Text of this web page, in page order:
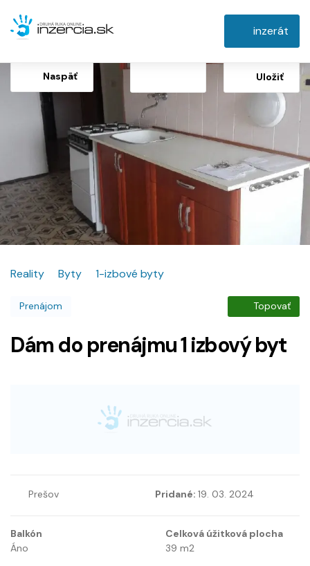
inzerát
Naspäť Uložiť
Reality Byty 1-izbové byty
Prenájom Topovať
Dám do prenájmu 1 izbový byt
Prešov Pridané: 19. 03. 2024
Balkón
Áno
Celková úžitková plocha
39 m2